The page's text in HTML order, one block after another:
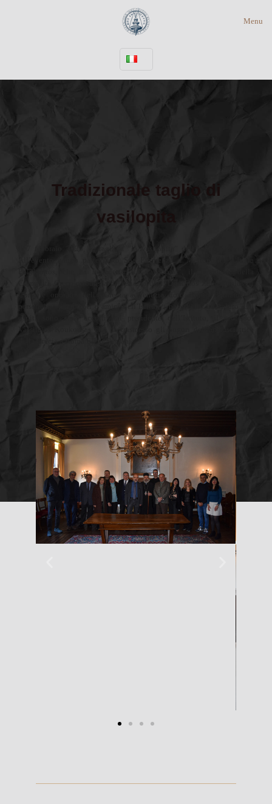
Menu
Tradizionale taglio di
vasilopita
Il 7 febbraio 2025, fu tagliata “la vasilopita” dell’Istituto Ellenico.
All’evento hanno partecipato Sua Eminenza il Metropolita d’Italia
Polykarpos, che ha benedetto “la vasilopita”, il presidente della
Comunità Greco-ortodossa di Venezia dott. Dimitrios Zafiropoulos, il
Console onorario della Grecia a Venezia dott. Bruno Bernardi, il
personale, ricercatori e amici dell’Istituto., ha inviato un saluto. Gli
Vassileios Koukousas che ha trasmesso gli auguri dell’ambasciatrice
della Grecia a Roma Eleni Sourani.